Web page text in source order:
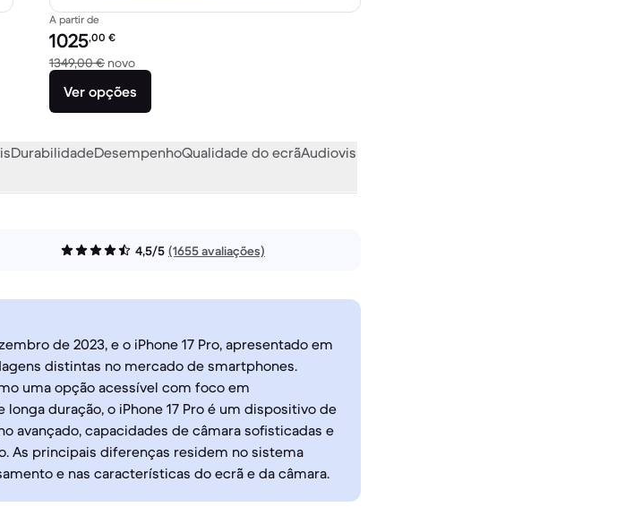
A partir de
Preço recondicionado:
1025,00 €
1349,00 € novoVersus 1349,00 € novo
Ver opções
DurabilidadeDesempenhoQualidade do ecrãAudiovisual
4,5/5 (1655 avaliações)
de 2023, e o iPhone 17 Pro, apresentado em
distintas no mercado de smartphones.
uma opção acessível com foco em
duração, o iPhone 17 Pro é um dispositivo de
avançado, capacidades de câmara sofisticadas e
As principais diferenças residem no sistema
e nas características do ecrã e da câmara.